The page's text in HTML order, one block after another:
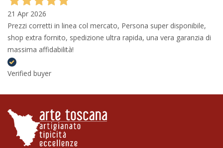
21 Apr 2026
Prezzi corretti in linea col mercato, Persona super disponibile,
shop extra fornito, spedizione ultra rapida, una vera garanzia di
massima affidabilità!
Verified buyer